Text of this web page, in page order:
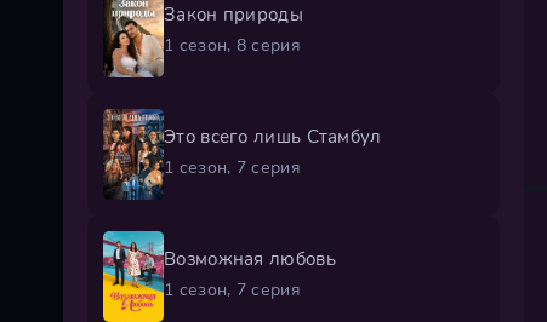
Закон природы
1 сезон, 8 серия
Это всего лишь Стамбул
1 сезон, 7 серия
Возможная любовь
1 сезон, 7 серия